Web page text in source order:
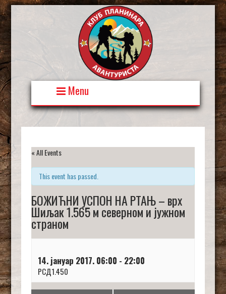
Skip
to
content
Menu
« All Events
This event has passed.
БОЖИЋНИ УСПОН НА РТАЊ – врх
Шиљак 1.565 м северном и јужном
страном
14. јануар 2017. 06:00 - 22:00
РСД1.450